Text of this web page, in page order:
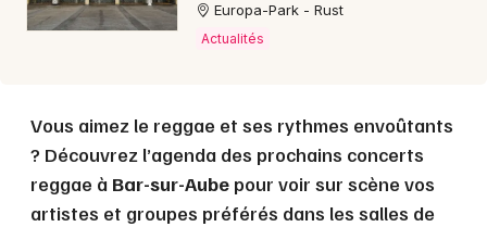
Europa-Park - Rust
Actualités
Vous aimez le reggae et ses rythmes envoûtants
? Découvrez l’agenda des prochains concerts
reggae à Bar-sur-Aube pour voir sur scène vos
artistes et groupes préférés dans les salles de